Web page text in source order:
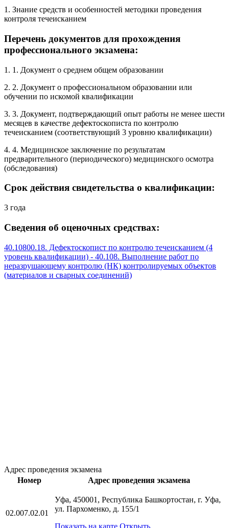
1. Знание средств и особенностей методики проведения
контроля течеисканием
Перечень документов для прохождения
профессионального экзамена:
1. 1. Документ о среднем общем образовании
2. 2. Документ о профессиональном образовании или
обучении по искомой квалификации
3. 3. Документ, подтверждающий опыт работы не менее шести
месяцев в качестве дефектоскописта по контролю
течеисканием (соответствующий 3 уровню квалификации)
4. 4. Медицинское заключение по результатам
предварительного (периодического) медицинского осмотра
(обследования)
Срок действия свидетельства о квалификации:
3 года
Сведения об оценочных средствах:
40.10800.18. Дефектоскопист по контролю течеисканием (4
уровень квалификации) - 40.108. Выполнение работ по
неразрушающему контролю (НК) контролируемых объектов
(материалов и сварных соединений)
Адрес проведения экзамена
Номер
Адрес проведения экзамена
02.007.02.01
Уфа, 450001, Республика Башкортостан, г. Уфа,
ул. Пархоменко, д. 155/1
Показать на карте Открыть